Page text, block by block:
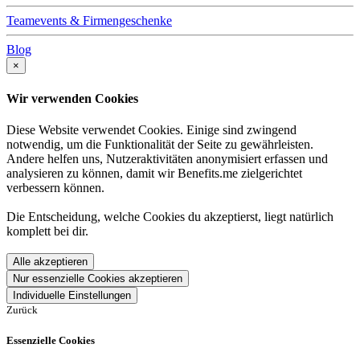
Teamevents & Firmengeschenke
Blog
×
Wir verwenden Cookies
Diese Website verwendet Cookies. Einige sind zwingend
notwendig, um die Funktionalität der Seite zu gewährleisten.
Andere helfen uns, Nutzeraktivitäten anonymisiert erfassen und
analysieren zu können, damit wir Benefits.me zielgerichtet
verbessern können.
Die Entscheidung, welche Cookies du akzeptierst, liegt natürlich
komplett bei dir.
Alle akzeptieren
Nur essenzielle Cookies akzeptieren
Individuelle Einstellungen
Zurück
Essenzielle Cookies